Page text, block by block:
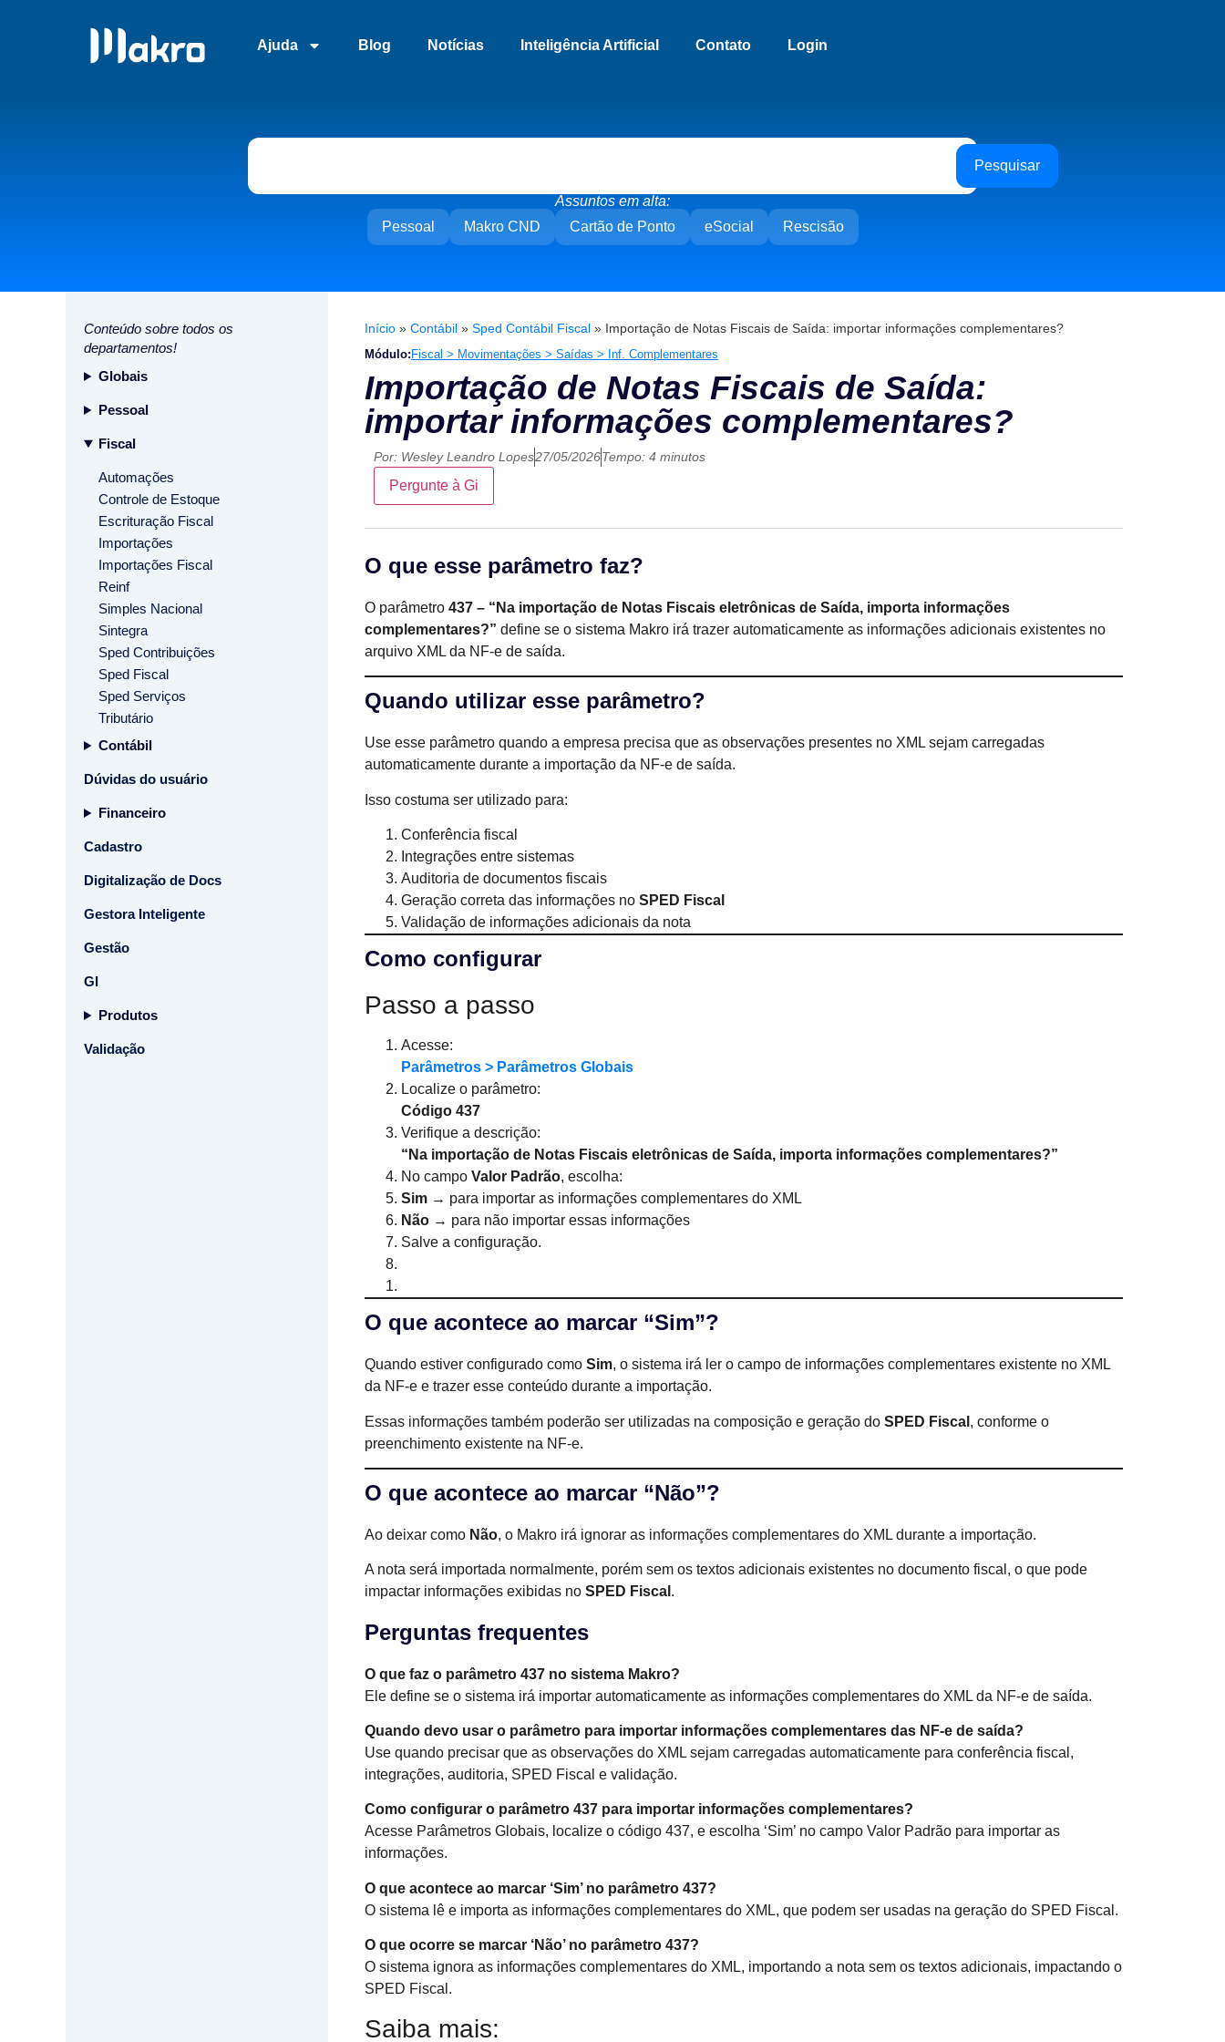
Ajuda Blog Notícias Inteligência Artificial Contato Login
Pesquisar
Assuntos em alta:
Pessoal
Makro CND Cartão de Ponto eSocial Rescisão
Conteúdo sobre todos os
departamentos!
Globais
Pessoal
Fiscal
Automações
Controle de Estoque
Escrituração Fiscal
Importações
Importações Fiscal
Reinf
Simples Nacional
Sintegra
Sped Contribuições
Sped Fiscal
Sped Serviços
Tributário
Contábil
Dúvidas do usuário
Financeiro
Cadastro
Digitalização de Docs
Gestora Inteligente
Gestão
GI
Produtos
Validação
Início » Contábil » Sped Contábil Fiscal » Importação de Notas Fiscais de Saída: importar informações complementares?
Módulo: Fiscal > Movimentações > Saídas > Inf. Complementares
Importação de Notas Fiscais de Saída:
importar informações complementares?
Por: Wesley Leandro Lopes27/05/2026Tempo: 4 minutos
Pergunte à Gi
O que esse parâmetro faz?
O parâmetro 437 – “Na importação de Notas Fiscais eletrônicas de Saída, importa informações
complementares?” define se o sistema Makro irá trazer automaticamente as informações adicionais existentes no
arquivo XML da NF-e de saída.
Quando utilizar esse parâmetro?
Use esse parâmetro quando a empresa precisa que as observações presentes no XML sejam carregadas
automaticamente durante a importação da NF-e de saída.
Isso costuma ser utilizado para:
Conferência fiscal
Integrações entre sistemas
Auditoria de documentos fiscais
Geração correta das informações no SPED Fiscal
Validação de informações adicionais da nota
Como configurar
Passo a passo
Acesse:
Parâmetros > Parâmetros Globais
Localize o parâmetro:
Código 437
Verifique a descrição:
“Na importação de Notas Fiscais eletrônicas de Saída, importa informações complementares?”
No campo Valor Padrão, escolha:
Sim → para importar as informações complementares do XML
Não → para não importar essas informações
Salve a configuração.
O que acontece ao marcar “Sim”?
Quando estiver configurado como Sim, o sistema irá ler o campo de informações complementares existente no XML
da NF-e e trazer esse conteúdo durante a importação.
Essas informações também poderão ser utilizadas na composição e geração do SPED Fiscal , conforme o
preenchimento existente na NF-e.
O que acontece ao marcar “Não”?
Ao deixar como Não, o Makro irá ignorar as informações complementares do XML durante a importação.
A nota será importada normalmente, porém sem os textos adicionais existentes no documento fiscal, o que pode
impactar informações exibidas no SPED Fiscal .
Perguntas frequentes
O que faz o parâmetro 437 no sistema Makro?
Ele define se o sistema irá importar automaticamente as informações complementares do XML da NF-e de saída.
Quando devo usar o parâmetro para importar informações complementares das NF-e de saída?
Use quando precisar que as observações do XML sejam carregadas automaticamente para conferência fiscal,
integrações, auditoria, SPED Fiscal e validação.
Como configurar o parâmetro 437 para importar informações complementares?
Acesse Parâmetros Globais, localize o código 437, e escolha ‘Sim’ no campo Valor Padrão para importar as
informações.
O que acontece ao marcar ‘Sim’ no parâmetro 437?
O sistema lê e importa as informações complementares do XML, que podem ser usadas na geração do SPED Fiscal.
O que ocorre se marcar ‘Não’ no parâmetro 437?
O sistema ignora as informações complementares do XML, importando a nota sem os textos adicionais, impactando o
SPED Fiscal.
Saiba mais: